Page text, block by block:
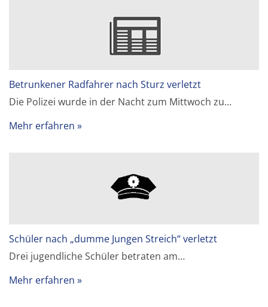
Betrunkener Radfahrer nach Sturz verletzt
Die Polizei wurde in der Nacht zum Mittwoch zu…
Mehr erfahren
Schüler nach „dumme Jungen Streich“ verletzt
Drei jugendliche Schüler betraten am…
Mehr erfahren